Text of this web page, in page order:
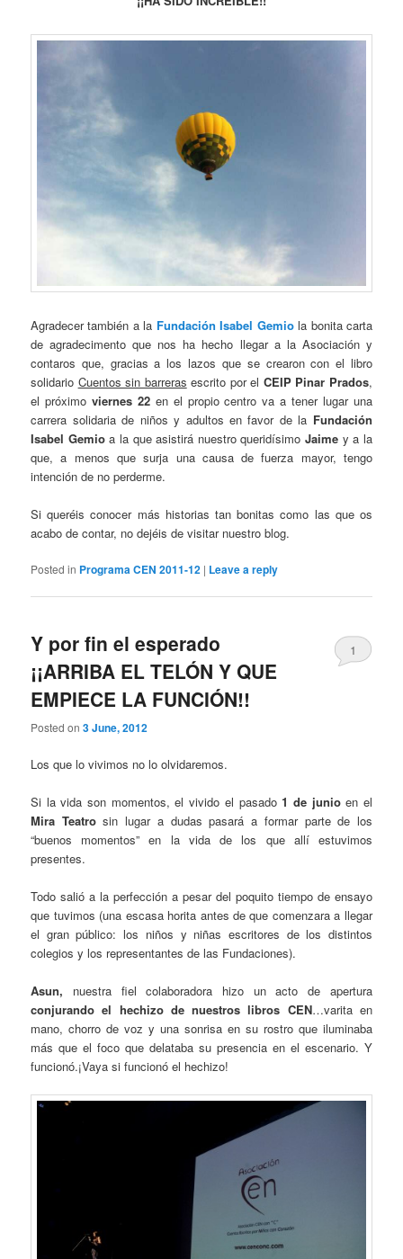
Agradecer también a la Fundación Isabel Gemiola bonita carta
de agradecimento que nos ha hecho llegar a la Asociación y
contaros que, gracias a los lazos que se crearon con el libro
solidario Cuentos sin barreras escrito por el CEIP Pinar Prados,
el próximo viernes 22en el propio centro va a tener lugar una
carrera solidaria de niños y adultos en favor de la Fundación
Isabel Gemioa la que asistirá nuestro queridísimo Jaime y a la
que, a menos que surja una causa de fuerza mayor, tengo
intención de no perderme.
Si queréis conocer más historias tan bonitas como las que os
acabo de contar, no dejéis de visitar nuestro blog.
Posted in Programa CEN 2011-12 | Leave a reply
Y por fin el esperado
¡¡ARRIBA EL TELÓN Y QUE
EMPIECE LA FUNCIÓN!!
Posted on3 June, 2012
1
Los que lo vivimos no lo olvidaremos.
Si la vida son momentos, el vivido el pasado1 de junioen el
Mira Teatrosin lugar a dudas pasará a formar parte de los
“buenos momentos” en la vida de los que allí estuvimos
presentes.
Todo salió a la perfección a pesar del poquito tiempo de ensayo
que tuvimos (una escasa horita antes de que comenzara a llegar
el gran público: los niños y niñas escritores de los distintos
colegios y los representantes de las Fundaciones).
Asun, nuestra fiel colaboradora hizo un acto de apertura
conjurando el hechizo de nuestros libros CEN…varita en
mano, chorro de voz y una sonrisa en su rostro que iluminaba
más que el foco que delataba su presencia en el escenario. Y
funcionó.¡Vaya si funcionó el hechizo!